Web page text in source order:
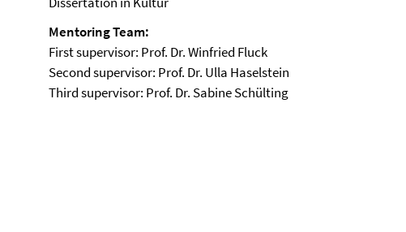
Mentoring Team:
First supervisor: Prof. Dr. Winfried Fluck
Second supervisor: Prof. Dr. Ulla Haselstein
Third supervisor: Prof. Dr. Sabine Schülting